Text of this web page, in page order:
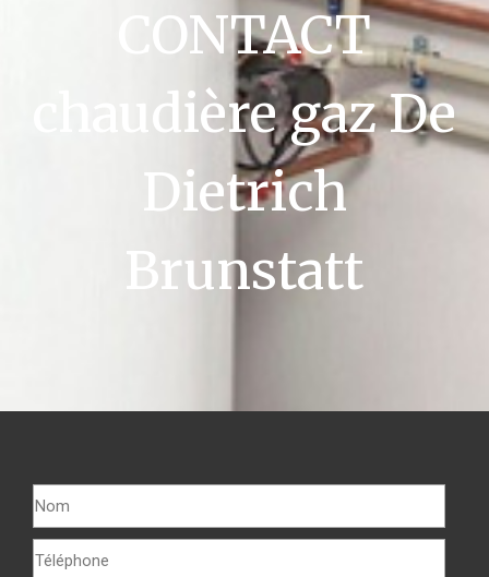
CONTACT
chaudière gaz De
Dietrich
Brunstatt